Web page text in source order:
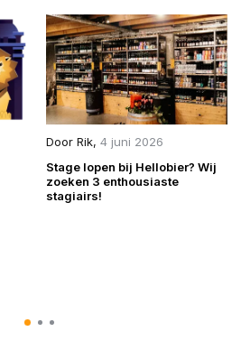
Door Rik, 4 juni 2026
Stage lopen bij Hellobier? Wij
zoeken 3 enthousiaste
stagiairs!